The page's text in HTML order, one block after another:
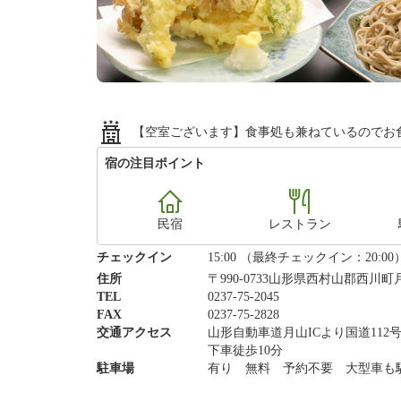
【空室ございます】食事処も兼ねているので
宿の注目ポイント
民宿 レストラン
チェックイン
15:00 （最終チェックイン：20:00
住所
〒990-0733山形県西村山郡西川町
TEL
0237-75-2045
FAX
0237-75-2828
交通アクセス
山形自動車道月山ICより国道112
下車徒歩10分
駐車場
有り 無料 予約不要 大型車も